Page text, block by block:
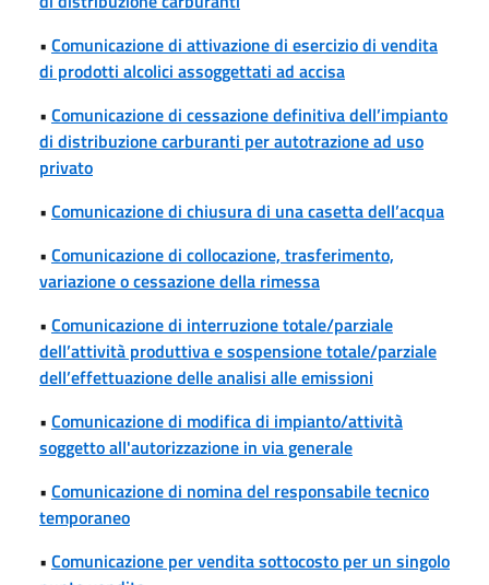
• Comunicazione di attivazione di esercizio di vendita
di prodotti alcolici assoggettati ad accisa
• Comunicazione di cessazione definitiva dell’impianto
di distribuzione carburanti per autotrazione ad uso
privato
• Comunicazione di chiusura di una casetta dell’acqua
• Comunicazione di collocazione, trasferimento,
variazione o cessazione della rimessa
• Comunicazione di interruzione totale/parziale
dell’attività produttiva e sospensione totale/parziale
dell’effettuazione delle analisi alle emissioni
• Comunicazione di modifica di impianto/attività
soggetto all'autorizzazione in via generale
• Comunicazione di nomina del responsabile tecnico
temporaneo
• Comunicazione per vendita sottocosto per un singolo